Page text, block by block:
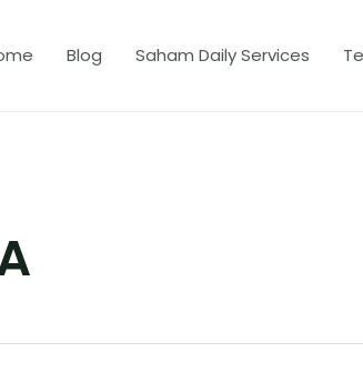
Blog Saham Daily Services